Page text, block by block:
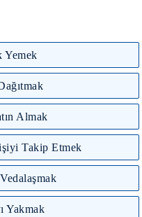
Yemek
Almak
Takip Etmek
Yakmak